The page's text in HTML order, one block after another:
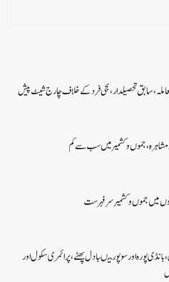
تحصیلدار، نجی فرد کے خلاف چارج شیٹ پیش
مشاہرہ، جموں و کشمیر میں سب سے کم
میں جموں و کشمیر سرفہرست
پورہ اور سوپور میںبادل پھٹے، پرائمری سکول اور